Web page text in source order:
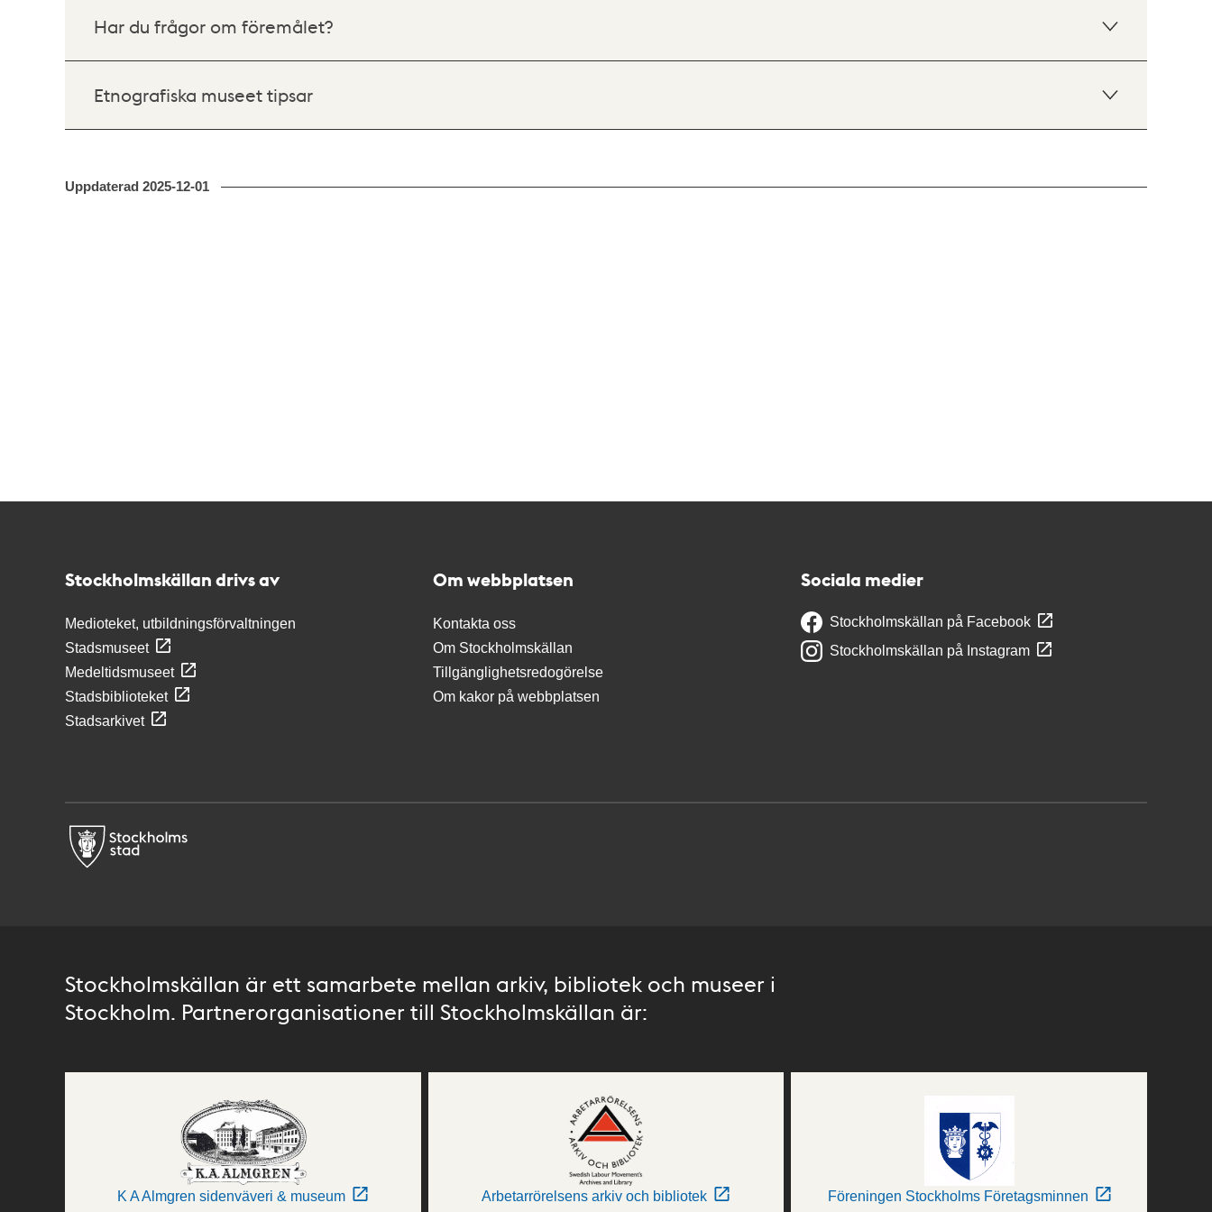
Har du frågor om föremålet?
Etnografiska museet tipsar
Uppdaterad 2025-12-01
Stockholmskällan drivs av
Medioteket, utbildningsförvaltningen
Stadsmuseet
Medeltidsmuseet
Stadsbiblioteket
Stadsarkivet
Om webbplatsen
Kontakta oss
Om Stockholmskällan
Tillgänglighetsredogörelse
Om kakor på webbplatsen
Sociala medier
Stockholmskällan på Facebook
Stockholmskällan på Instagram
Stockholmskällan är ett samarbete mellan arkiv, bibliotek och museer i
Stockholm. Partnerorganisationer till Stockholmskällan är:
K A Almgren sidenväveri & museum Arbetarrörelsens arkiv och bibliotek Föreningen Stockholms Företagsminnen